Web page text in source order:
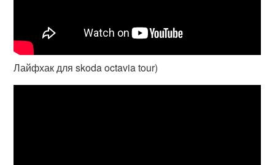
Лайфхак для skoda octavia tour)